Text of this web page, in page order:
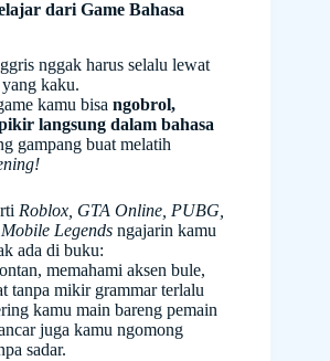
dari Game Bahasa
nggak harus selalu lewat
kaku.
kamu bisa ngobrol,
langsung dalam bahasa
gampang buat melatih
Roblox, GTA Online, PUBG,
Legends ngajarin kamu
ada di buku:
memahami aksen bule,
tanpa mikir grammar terlalu
kamu main bareng pemain
juga kamu ngomong
sadar.